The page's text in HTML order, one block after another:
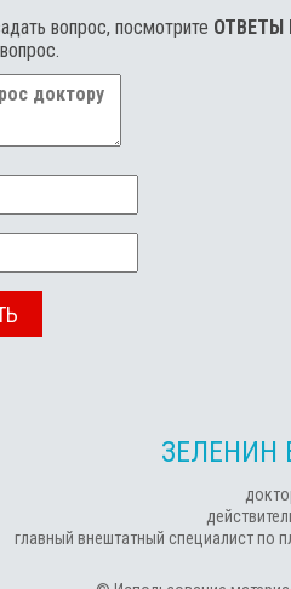
вопрос, посмотрите ОТВЕТЫ
ЗЕЛЕНИН
главный внештатный специалист по